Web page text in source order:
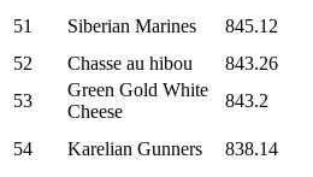
51
Siberian Marines 845.12
52
Chasse au hibou 843.26
53
Green Gold White
Cheese
843.2
54
Karelian Gunners 838.14